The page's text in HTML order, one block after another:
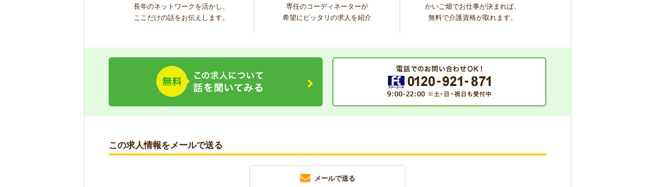
長年のネットワークを活かし、
ここだけの話をお伝えします。
専任のコーディネーターが
希望にピッタリの求人を紹介
かいご畑でお仕事が決まれば、
無料で介護資格が取れます。
この求人情報をメールで送る
メールで送る